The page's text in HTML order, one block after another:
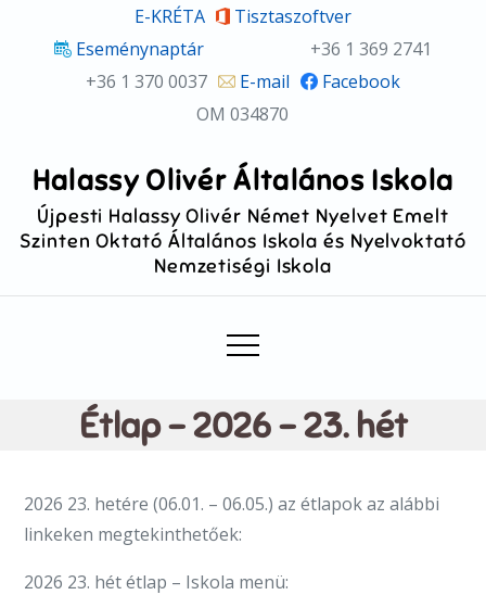
E-KRÉTA
Tisztaszoftver
Eseménynaptár
+36 1 369 2741
+36 1 370 0037
E-mail
Facebook
OM 034870
Halassy Olivér Általános Iskola
Újpesti Halassy Olivér Német Nyelvet Emelt
Szinten Oktató Általános Iskola és Nyelvoktató
Nemzetiségi Iskola
Étlap – 2026 – 23. hét
2026 23. hetére (06.01. – 06.05.) az étlapok az alábbi
linkeken megtekinthetőek:
2026 23. hét étlap – Iskola menü: